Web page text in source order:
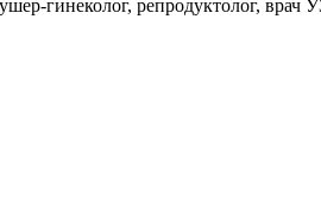
гинеколог, репродуктолог, врач